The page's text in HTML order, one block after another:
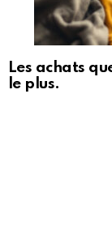
Les achats
le plus.